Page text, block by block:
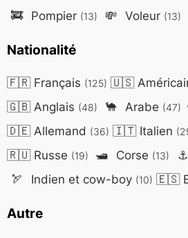
🚒 Pompier (13) 💸 Voleur (13)
Nationalité
🇫🇷Français (125) 🇺🇸
🇬🇧Anglais (48) 🐪 Arabe (47)
🇩🇪Allemand (36) 🇮🇹Italien
🇷🇺Russe (19) 🛥️ Corse (13) ⚓
🏹 Indien et cow-boy (10) 🇪🇸
Autre